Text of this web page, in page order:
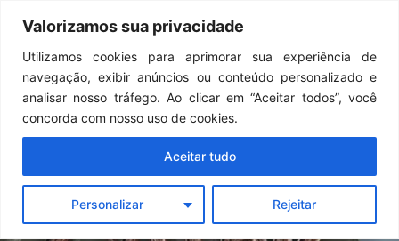
Valorizamos sua privacidade
Utilizamos cookies para aprimorar sua experiência de
navegação, exibir anúncios ou conteúdo personalizado e
analisar nosso tráfego. Ao clicar em “Aceitar todos”, você
concorda com nosso uso de cookies.
Personalizar Rejeitar
Aceitar tudo
Menu